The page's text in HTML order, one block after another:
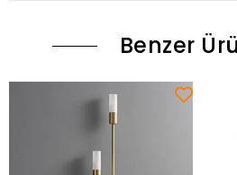
Benzer